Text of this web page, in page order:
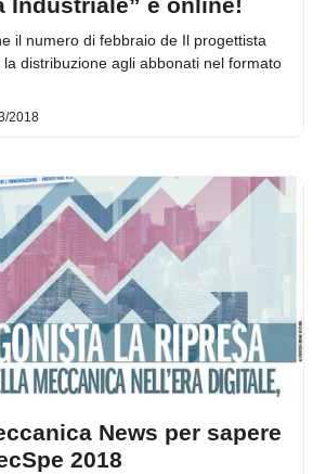
il numero di febbraio de Il progettista
distribuzione agli abbonati nel formato
2018
News per sapere
2018